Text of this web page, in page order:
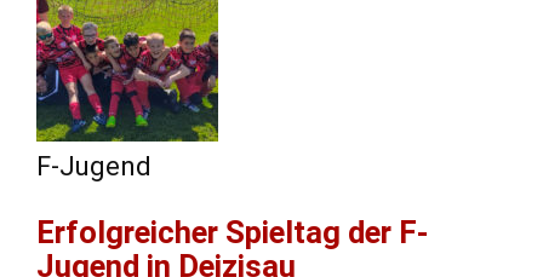
F-Jugend
​Erfolgreicher Spieltag der F-
Jugend in Deizisau